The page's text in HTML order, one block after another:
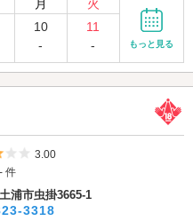
月 火
10
-
11
-
もっと見る
5つ星のうち3
3.00
件
浦市虫掛3665-1
3318